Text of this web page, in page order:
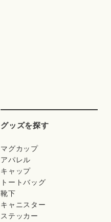
グッズを探す
マグカップ
アパレル
キャップ
トートバッグ
靴下
キャニスター
ステッカー